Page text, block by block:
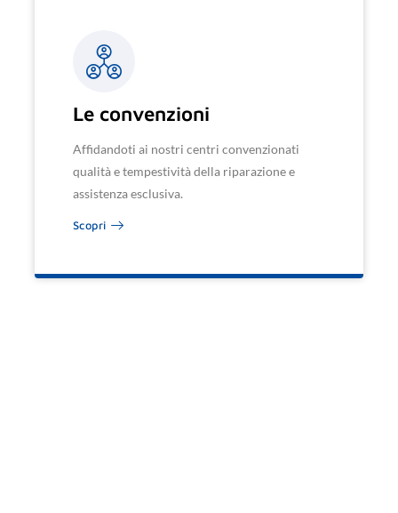
Le convenzioni
Affidandoti ai nostri centri convenzionati
qualità e tempestività della riparazione e
assistenza esclusiva.
Scopri